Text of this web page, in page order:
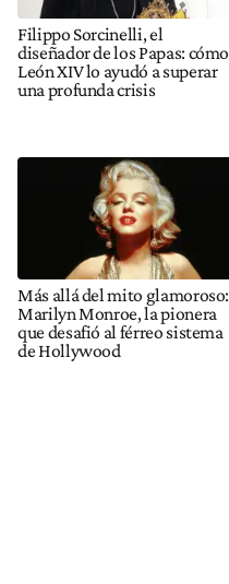
Filippo Sorcinelli, el
diseñador de los Papas: cómo
León XIV lo ayudó a superar
una profunda crisis
Más allá del mito glamoroso:
Marilyn Monroe, la pionera
que desafió al férreo sistema
de Hollywood